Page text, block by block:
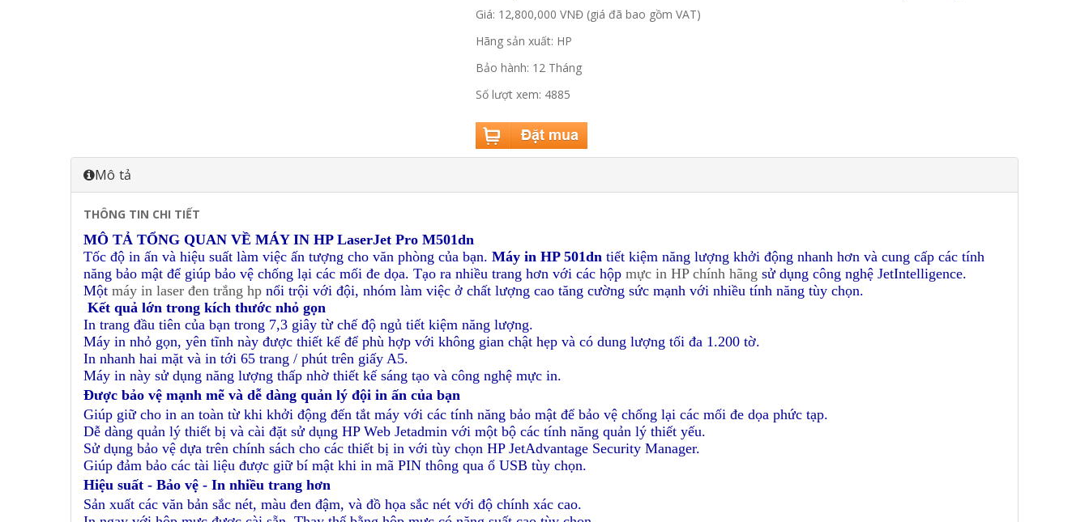
Giá: 12,800,000 VNĐ (giá đã bao gồm VAT)
Hãng sản xuất: HP
Bảo hành: 12 Tháng
Số lượt xem: 4885
Mô tả
THÔNG TIN CHI TIẾT
MÔ TẢ TỔNG QUAN VỀ MÁY IN HP LaserJet Pro M501dn
Tốc độ in ấn và hiệu suất làm việc ấn tượng cho văn phòng của bạn. Máy in HP 501dn tiết kiệm năng lượng khởi động nhanh hơn và cung cấp các tính
năng bảo mật để giúp bảo vệ chống lại các mối đe dọa. Tạo ra nhiều trang hơn với các hộp mực in HP chính hãng sử dụng công nghệ JetIntelligence.
Một máy in laser đen trắng hp nổi trội với đội, nhóm làm việc ở chất lượng cao tăng cường sức mạnh với nhiều tính năng tùy chọn.
Kết quả lớn trong kích thước nhỏ gọn
In trang đầu tiên của bạn trong 7,3 giây từ chế độ ngủ tiết kiệm năng lượng.
Máy in nhỏ gọn, yên tĩnh này được thiết kế để phù hợp với không gian chật hẹp và có dung lượng tối đa 1.200 tờ.
In nhanh hai mặt và in tới 65 trang / phút trên giấy A5.
Máy in này sử dụng năng lượng thấp nhờ thiết kế sáng tạo và công nghệ mực in.
Được bảo vệ mạnh mẽ và dễ dàng quản lý đội in ấn của bạn
Giúp giữ cho in an toàn từ khi khởi động đến tắt máy với các tính năng bảo mật để bảo vệ chống lại các mối đe dọa phức tạp.
Dễ dàng quản lý thiết bị và cài đặt sử dụng HP Web Jetadmin với một bộ các tính năng quản lý thiết yếu.
Sử dụng bảo vệ dựa trên chính sách cho các thiết bị in với tùy chọn HP JetAdvantage Security Manager.
Giúp đảm bảo các tài liệu được giữ bí mật khi in mã PIN thông qua ổ USB tùy chọn.
Hiệu suất - Bảo vệ - In nhiều trang hơn
Sản xuất các văn bản sắc nét, màu đen đậm, và đồ họa sắc nét với độ chính xác cao.